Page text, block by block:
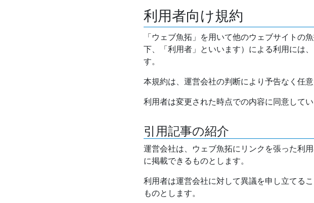
利用者向け規約
「ウェブ魚拓」を用いて他のウェブサイトの
下、「利用者」といいます）による利用には
す。
本規約は、運営会社の判断により予告なく任
利用者は変更された時点での内容に同意して
引用記事の紹介
運営会社は、ウェブ魚拓にリンクを張った利
に掲載できるものとします。
利用者は運営会社に対して異議を申し立てる
ものとします。